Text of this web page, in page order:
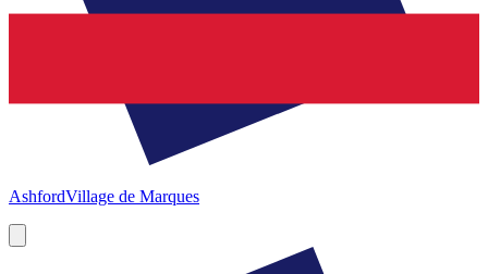
AshfordVillage de Marques